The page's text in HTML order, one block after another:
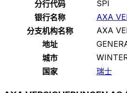
分行代码
SPI
银行名称
AXA
分支机构名称
AXA
地址
城市
国家
瑞士